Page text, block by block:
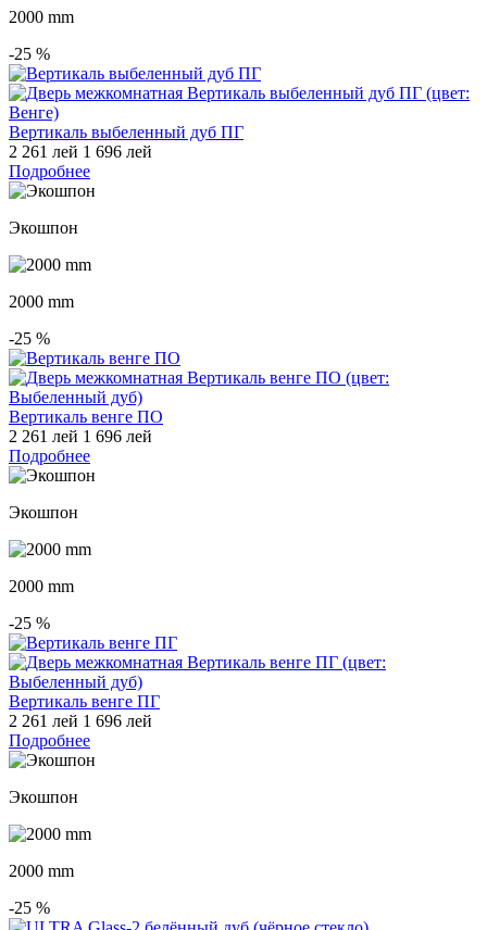
2000 mm
-25 %
Вертикаль выбеленный дуб ПГ
2 261 лей 1 696 лей
Подробнее
Экошпон
2000 mm
-25 %
Вертикаль венге ПО
2 261 лей 1 696 лей
Подробнее
Экошпон
2000 mm
-25 %
Вертикаль венге ПГ
2 261 лей 1 696 лей
Подробнее
Экошпон
2000 mm
-25 %